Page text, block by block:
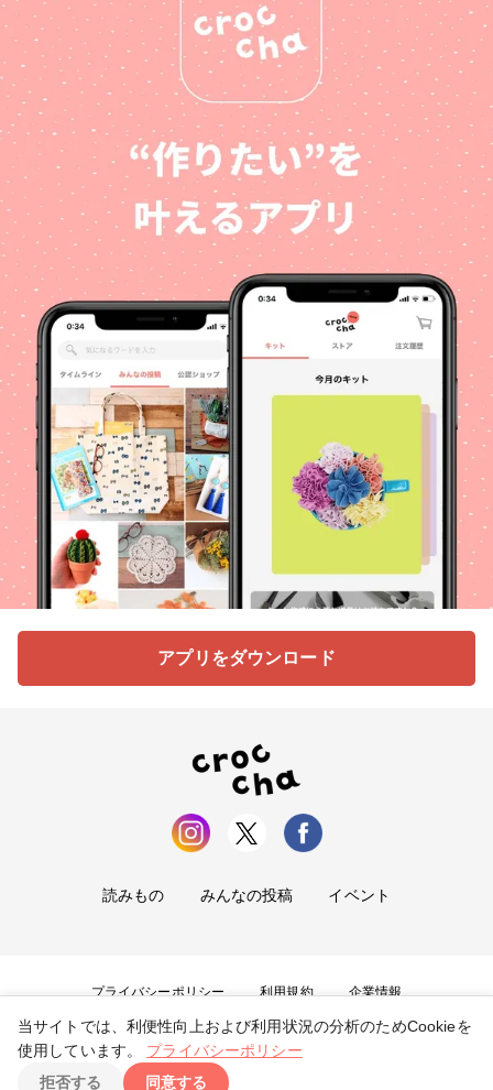
アプリをダウンロード
読みもの みんなの投稿 イベント
プライバシーポリシー 利用規約 企業情報
お問い合わせ
Copyright ©2026tryangle Co., Ltd. All Rights Reserved.
当サイトでは、利便性向上および利用状況の分析のためCookieを
使用しています。
プライバシーポリシー
拒否する
同意する